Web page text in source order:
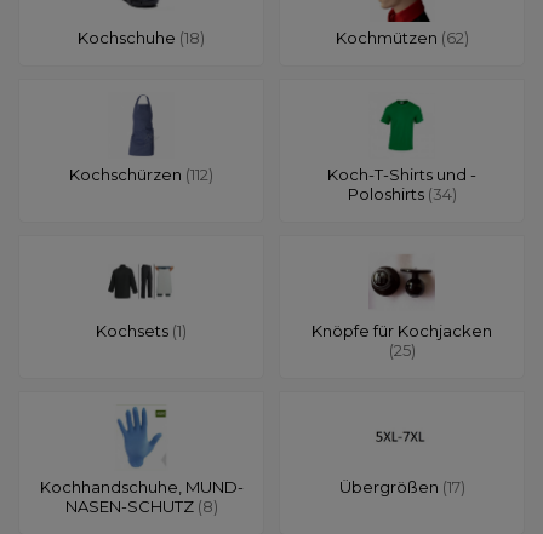
Kochschuhe (18) Kochmützen (62)
Kochschürzen (112)
Koch-T-Shirts und -
Poloshirts (34)
Kochsets (1)
Knöpfe für Kochjacken
(25)
Kochhandschuhe, MUND-
NASEN-SCHUTZ (8)
Übergrößen (17)